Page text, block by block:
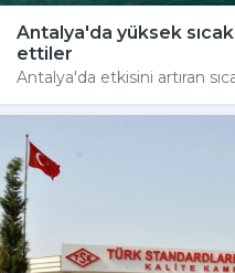
Antalya'da yüksek
ettiler
Antalya'da etkisini artıran